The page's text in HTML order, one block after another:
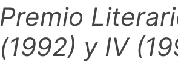
Premio
(1992) y IV